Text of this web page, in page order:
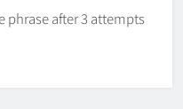
phrase after 3 attempts